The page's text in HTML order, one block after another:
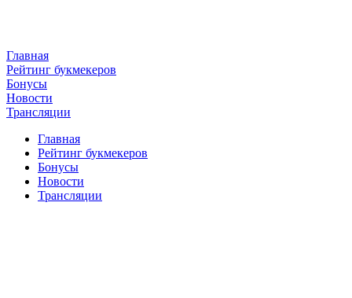
Главная
Рейтинг букмекеров
Бонусы
Новости
Трансляции
Главная
Рейтинг букмекеров
Бонусы
Новости
Трансляции